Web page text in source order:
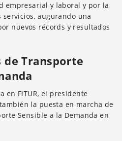
empresarial y laboral y por la
augurando una
nuevos récords y resultados
de Transporte
en FITUR, el presidente
la puesta en marcha de
Sensible a la Demanda en